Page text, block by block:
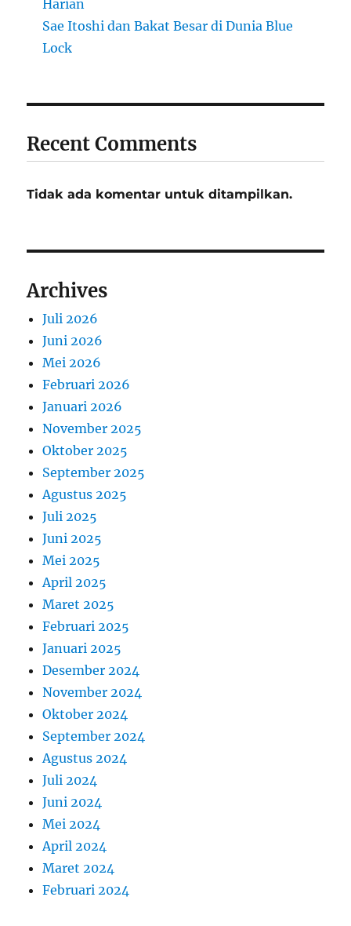
Harian
Sae Itoshi dan Bakat Besar di Dunia Blue
Lock
Recent Comments
Tidak ada komentar untuk ditampilkan.
Archives
Juli 2026
Juni 2026
Mei 2026
Februari 2026
Januari 2026
November 2025
Oktober 2025
September 2025
Agustus 2025
Juli 2025
Juni 2025
Mei 2025
April 2025
Maret 2025
Februari 2025
Januari 2025
Desember 2024
November 2024
Oktober 2024
September 2024
Agustus 2024
Juli 2024
Juni 2024
Mei 2024
April 2024
Maret 2024
Februari 2024